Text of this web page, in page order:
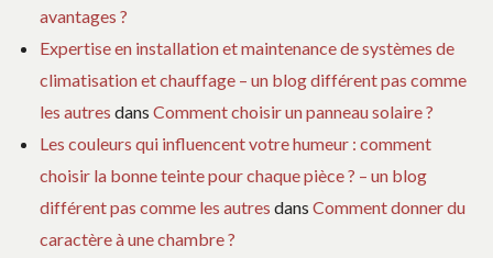
avantages ?
Expertise en installation et maintenance de systèmes de
climatisation et chauffage – un blog différent pas comme
les autres dans Comment choisir un panneau solaire ?
Les couleurs qui influencent votre humeur : comment
choisir la bonne teinte pour chaque pièce ? – un blog
différent pas comme les autres dans Comment donner du
caractère à une chambre ?